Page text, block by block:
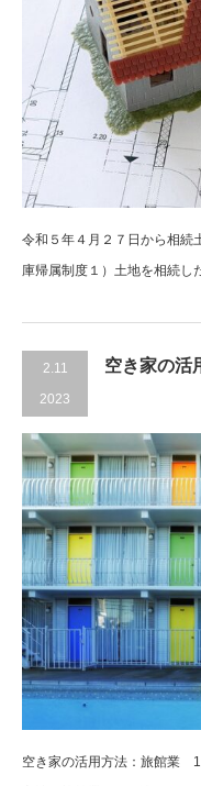
令和５年４月２７日から相続
庫帰属制度１）土地を相続し
2.11
2023
空き家の
空き家の活用方法：旅館業